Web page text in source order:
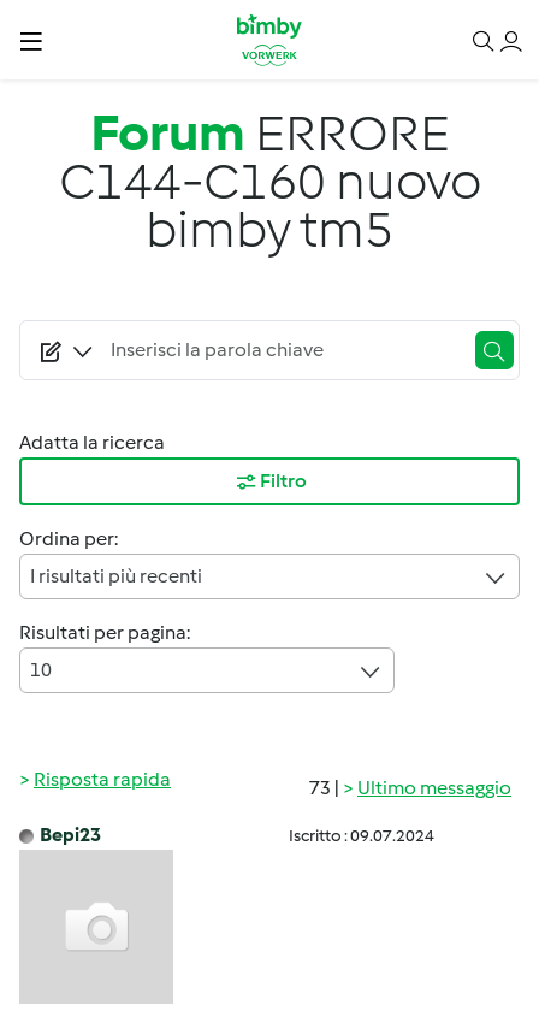
Salta al contenuto principale
Forum ERRORE
C144-C160 nuovo
bimby tm5
Adatta la ricerca
Filtro
Ordina per:
I risultati più recenti
Risultati per pagina:
10
73 | Ultimo messaggio
Risposta rapida
Bepi23 Iscritto : 09.07.2024